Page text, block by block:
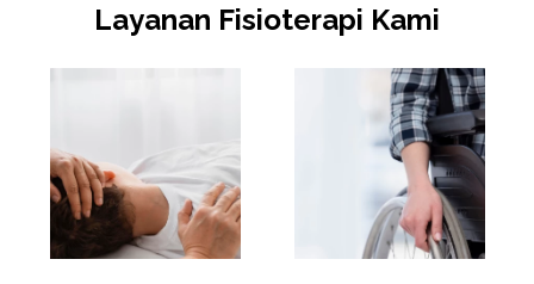
Layanan Fisioterapi Kami